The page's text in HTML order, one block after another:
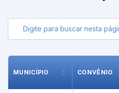
Buscar nesta página
MUNICÍPIO CONVÊNIO